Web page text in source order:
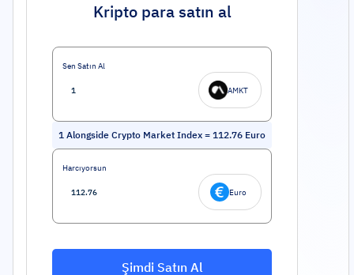
Kripto para satın al
Sen Satın Al
AMKT
1 Alongside Crypto Market Index = 112.76 Euro
Harcıyorsun
Euro
Şimdi Satın Al